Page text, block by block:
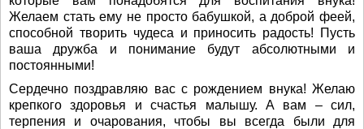
Желаем стать ему не просто бабушкой, а доброй феей,
способной творить чудеса и приносить радость! Пусть
ваша дружба и понимание будут абсолютными и
постоянными!
Сердечно поздравляю вас с рождением внука! Желаю
крепкого здоровья и счастья малышу. А вам – сил,
терпения и очарования, чтобы вы всегда были для